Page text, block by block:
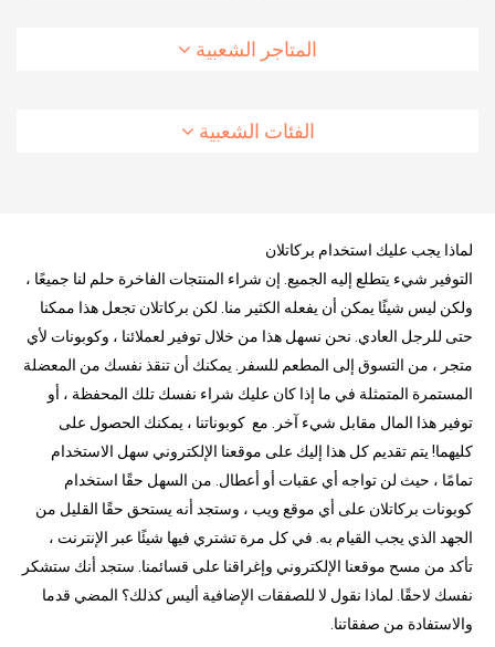
المتاجر الشعبية
الفئات الشعبية
لماذا يجب عليك استخدام بركاتلان
التوفير شيء يتطلع إليه الجميع. إن شراء المنتجات الفاخرة حلم لنا جميعًا ،
ولكن ليس شيئًا يمكن أن يفعله الكثير منا. لكن بركاتلان تجعل هذا ممكنا
حتى للرجل العادي. نحن نسهل هذا من خلال توفير لعملائنا ، وكوبونات لأي
متجر ، من التسوق إلى المطعم للسفر. يمكنك أن تنقذ نفسك من المعضلة
المستمرة المتمثلة في ما إذا كان عليك شراء نفسك تلك المحفظة ، أو
توفير هذا المال مقابل شيء آخر. مع كوبوناتنا ، يمكنك الحصول على
كليهما! يتم تقديم كل هذا إليك على موقعنا الإلكتروني سهل الاستخدام
تمامًا ، حيث لن تواجه أي عقبات أو أعطال. من السهل حقًا استخدام
كوبونات بركاتلان على أي موقع ويب ، وستجد أنه يستحق حقًا القليل من
الجهد الذي يجب القيام به. في كل مرة تشتري فيها شيئًا عبر الإنترنت ،
تأكد من مسح موقعنا الإلكتروني وإغراقنا على قسائمنا. ستجد أنك ستشكر
نفسك لاحقًا. لماذا نقول لا للصفقات الإضافية أليس كذلك؟ المضي قدما
والاستفادة من صفقاتنا.